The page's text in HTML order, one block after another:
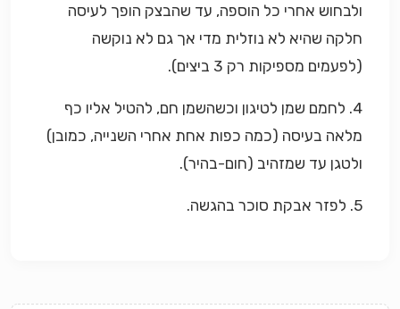
ולבחוש אחרי כל הוספה, עד שהבצק הופך לעיסה
חלקה שהיא לא נוזלית מדי אך גם לא נוקשה
(לפעמים מספיקות רק 3 ביצים).
4. לחמם שמן לטיגון וכשהשמן חם, להטיל אליו כף
מלאה בעיסה (כמה כפות אחת אחרי השנייה, כמובן)
ולטגן עד שמזהיב (חום-בהיר).
5. לפזר אבקת סוכר בהגשה.